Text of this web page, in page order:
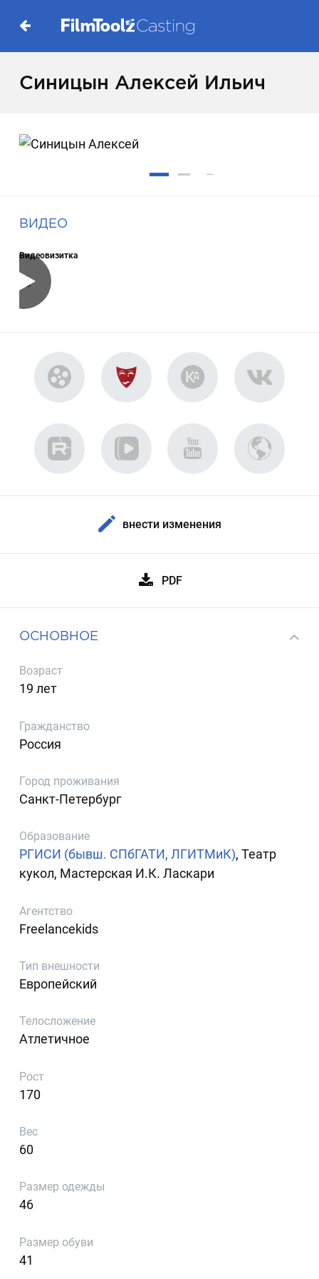
Синицын Алексей Ильич
ВИДЕО
Видеовизитка
внести изменения
PDF
ОСНОВНОЕ
Возраст
19 лет
Гражданство
Россия
Город проживания
Санкт-Петербург
Образование
РГИСИ (бывш. СПбГАТИ, ЛГИТМиК), Театр
кукол, Мастерская И.К. Ласкари
Агентство
Freelancekids
Тип внешности
Европейский
Телосложение
Атлетичное
Рост
170
Вес
60
Размер одежды
46
Размер обуви
41